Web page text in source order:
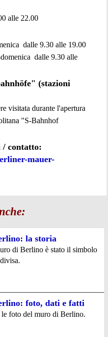
alle 22.00
dalle 9.30 alle 19.00
dalle 9.30 alle
(stazioni
visitata durante l'apertura
"S-Bahnhof
contatto:
mauer-
la storia
di Berlino è stato il simbolo
foto, dati e fatti
foto del muro di Berlino.